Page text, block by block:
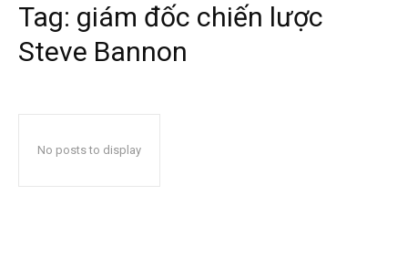
Tag: giám đốc chiến lược
Steve Bannon
No posts to display